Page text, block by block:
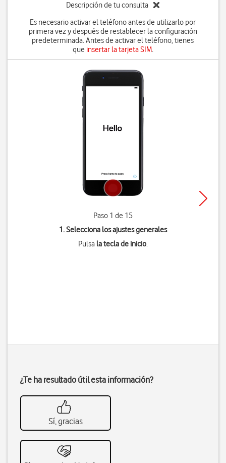
Descripción de tu consulta
Es necesario activar el teléfono antes de utilizarlo por
primera vez y después de restablecer la configuración
predeterminada. Antes de activar el teléfono, tienes
que insertar la tarjeta SIM.
Paso 1 de 15
1. Selecciona los ajustes generales
Pulsa la tecla de inicio.
¿Te ha resultado útil esta información?
Sí, gracias